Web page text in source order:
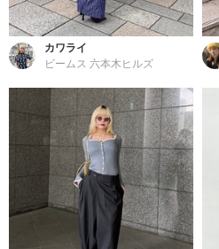
カワライ
ビームス 六本木ヒルズ